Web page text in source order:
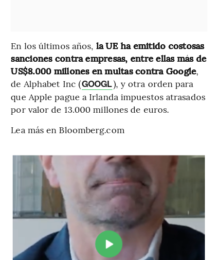
En los últimos años, la UE ha emitido costosas
sanciones contra empresas, entre ellas más de
US$8.000 millones en multas contra Google,
de Alphabet Inc (GOOGL), y otra orden para
que Apple pague a Irlanda impuestos atrasados
por valor de 13.000 millones de euros.
Lea más en Bloomberg.com